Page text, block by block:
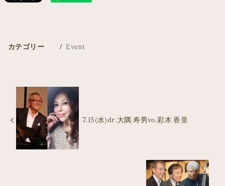
カテゴリー Event
7.15(水)dr.大隅 寿男vo.彩木 香里